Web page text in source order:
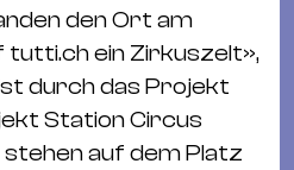
den Ort am
tutti.ch ein Zirkuszelt»,
durch das Projekt
Station Circus
auf dem Platz